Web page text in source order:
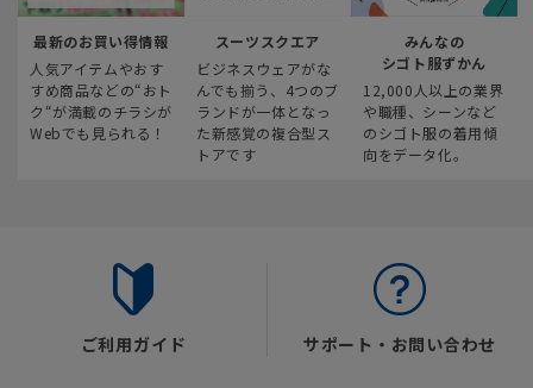
最新のお買い得情報
人気アイテムやおす
すめ商品などの“おト
ク“が満載のチラシが
Webでも見られる！
スーツスクエア
ビジネスウェアがな
んでも揃う、4つのブ
ランドが一体となっ
た新感覚の複合型ス
トアです
みんなの
シゴト服ずかん
12,000人以上の業界
や職種、シーンなど
のシゴト服の着用傾
向をデータ化。
ご利用ガイド サポート・お問い合わせ